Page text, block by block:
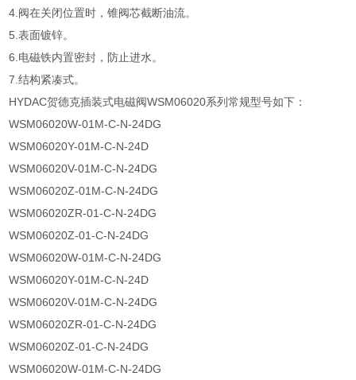
4.阀在关闭位置时，锥阀芯截断油流。
5.表面镀锌。
6.电磁铁内置密封，防止进水。
7.结构紧凑式。
HYDAC贺德克插装式电磁阀WSM06020系列常规型号如下：
WSM06020W-01M-C-N-24DG
WSM06020Y-01M-C-N-24D
WSM06020V-01M-C-N-24DG
WSM06020Z-01M-C-N-24DG
WSM06020ZR-01-C-N-24DG
WSM06020Z-01-C-N-24DG
WSM06020W-01M-C-N-24DG
WSM06020Y-01M-C-N-24D
WSM06020V-01M-C-N-24DG
WSM06020ZR-01-C-N-24DG
WSM06020Z-01-C-N-24DG
WSM06020W-01M-C-N-24DG